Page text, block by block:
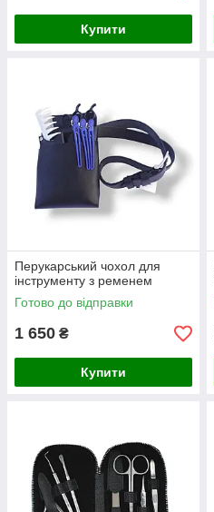
Купити
Перукарський чохол для
інструменту з ременем
Готово до відправки
1 650 ₴
Купити